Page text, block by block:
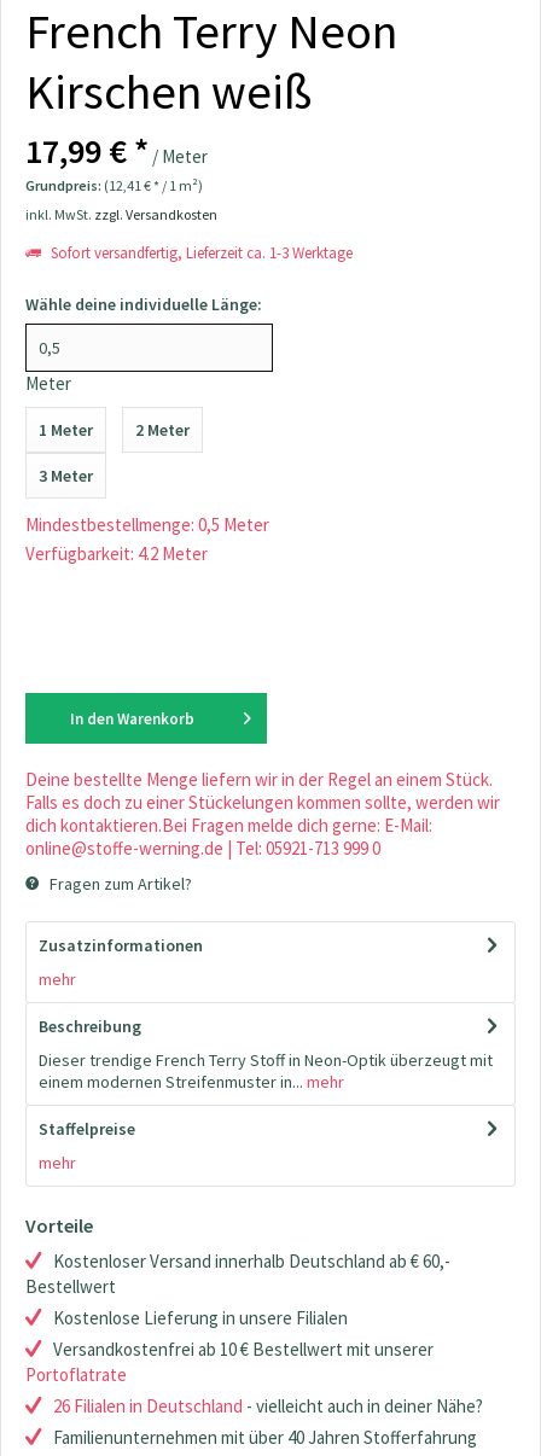
French Terry Neon
Kirschen weiß
17,99 € * / Meter
Grundpreis: (12,41 € * / 1 m²)
inkl. MwSt. zzgl. Versandkosten
Sofort versandfertig, Lieferzeit ca. 1-3 Werktage
Wähle deine individuelle Länge:
Meter
1 Meter 2 Meter
3 Meter
Mindestbestellmenge: 0,5 Meter
Verfügbarkeit: 4.2 Meter
In den Warenkorb
Deine bestellte Menge liefern wir in der Regel an einem Stück.
Falls es doch zu einer Stückelungen kommen sollte, werden wir
dich kontaktieren.Bei Fragen melde dich gerne: E-Mail:
online@stoffe-werning.de | Tel: 05921-713 999 0
Fragen zum Artikel?
Zusatzinformationen
mehr
Beschreibung
Dieser trendige French Terry Stoff in Neon-Optik überzeugt mit
einem modernen Streifenmuster in... mehr
Staffelpreise
mehr
Vorteile
Kostenloser Versand innerhalb Deutschland ab € 60,-
Bestellwert
Kostenlose Lieferung in unsere Filialen
Versandkostenfrei ab 10 € Bestellwert mit unserer
Portoflatrate
26 Filialen in Deutschland - vielleicht auch in deiner Nähe?
Familienunternehmen mit über 40 Jahren Stofferfahrung